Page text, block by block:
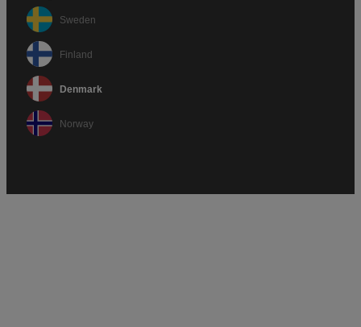
Sweden
Finland
Denmark
Norway